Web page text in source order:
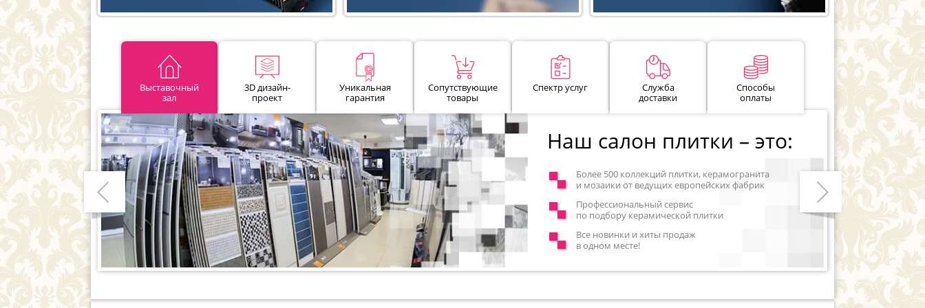
Выставочный
зал
3D дизайн-
проект
Уникальная
гарантия
Сопутствующие
товары
Спектр услуг
Служба
доставки
Способы
оплаты
Наш салон плитки – это:
Более 500 коллекций плитки, керамогранита
и мозаики от ведущих европейских фабрик
Профессиональный сервис
по подбору керамической плитки
Все новинки и хиты продаж
в одном месте!
Предыдущий
Следующий